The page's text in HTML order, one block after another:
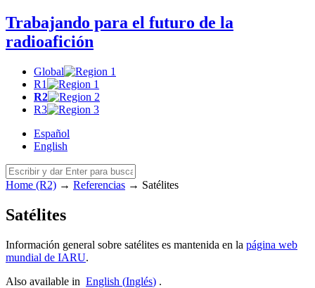
Trabajando para el futuro de la
radioafición
Global
R1
R2
R3
Español
English
Home (R2) → Referencias → Satélites
Satélites
Información general sobre satélites es mantenida en la página web
mundial de IARU.
Also available in English (Inglés) .